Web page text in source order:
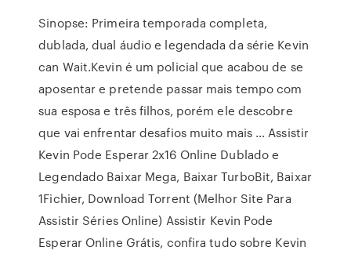
Sinopse: Primeira temporada completa,
dublada, dual áudio e legendada da série Kevin
can Wait.Kevin é um policial que acabou de se
aposentar e pretende passar mais tempo com
sua esposa e três filhos, porém ele descobre
que vai enfrentar desafios muito mais … Assistir
Kevin Pode Esperar 2x16 Online Dublado e
Legendado Baixar Mega, Baixar TurboBit, Baixar
1Fichier, Download Torrent (Melhor Site Para
Assistir Séries Online) Assistir Kevin Pode
Esperar Online Grátis, confira tudo sobre Kevin